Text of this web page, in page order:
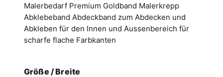
Malerbedarf Premium Goldband Malerkrepp
Abklebeband Abdeckband zum Abdecken und
Abkleben für den Innen und Aussenbereich für
scharfe flache Farbkanten
Größe / Breite